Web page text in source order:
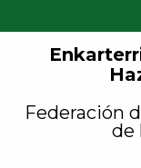
Federación
de